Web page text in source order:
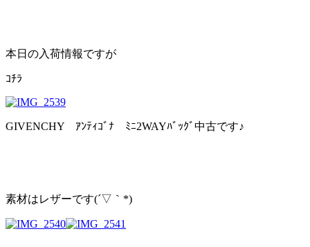
本日の入荷情報ですが
ｺﾁﾗ
GIVENCHY ｱﾝﾃｨｺﾞﾅ ﾐﾆ2WAYﾊﾞｯｸﾞ中古です♪
素材はレザーです(´▽｀*)